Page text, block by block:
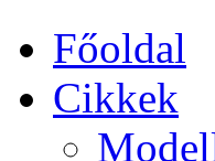
Főoldal
Cikkek